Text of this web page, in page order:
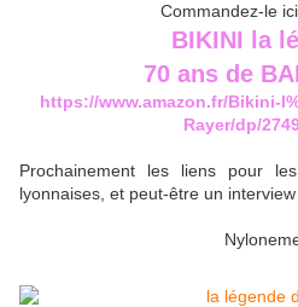
Commandez-le
BIKINI la
70 ans de
https://www.amazon.fr/Bikini-
Rayer/dp/
Prochainement les liens pour
lyonnaises, et peut-être un